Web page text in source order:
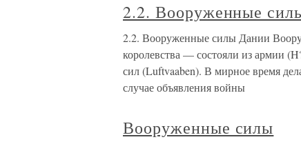
2.2. Вооруженные
2.2. Вооруженные силы Дании
королевства — состояли из армии
сил (Luftvaaben). В мирное время
случае объявления войны
Вооруженные силы